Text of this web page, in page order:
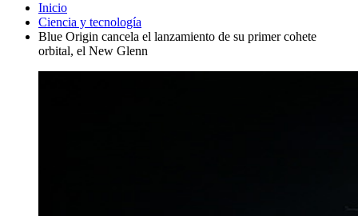
Inicio
Ciencia y tecnología
Blue Origin cancela el lanzamiento de su primer cohete
orbital, el New Glenn